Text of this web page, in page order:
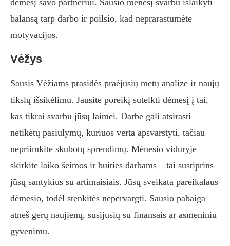
dėmesį savo partneriui. Sausio mėnesį svarbu išlaikyti
balansą tarp darbo ir poilsio, kad neprarastumėte
motyvacijos.
Vėžys
Sausis Vėžiams prasidės praėjusių metų analize ir naujų
tikslų išsikėlimu. Jausite poreikį sutelkti dėmesį į tai,
kas tikrai svarbu jūsų laimei. Darbe gali atsirasti
netikėtų pasiūlymų, kuriuos verta apsvarstyti, tačiau
nepriimkite skubotų sprendimų. Mėnesio viduryje
skirkite laiko šeimos ir buities darbams – tai sustiprins
jūsų santykius su artimaisiais. Jūsų sveikata pareikalaus
dėmesio, todėl stenkitės nepervargti. Sausio pabaiga
atneš gerų naujienų, susijusių su finansais ar asmeniniu
gyvenimu.